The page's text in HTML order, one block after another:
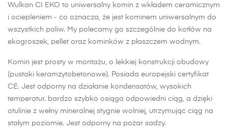
Wulkan CI EKO to uniwersalny komin z wkładem ceramicznym
i ociepleniem - co oznacza, że jest kominem uniwersalnym do
wszystkich paliw. My polecamy go szczególnie do kotłów na
ekogroszek, pellet oraz kominków z płaszczem wodnym.
Komin jest prosty w montażu, o lekkiej konstrukcji obudowy
(pustaki keramzytobetonowe). Posiada europejski certyfikat
CE. Jest odporny na działanie kondensatów, wysokich
temperatur. bardzo szybko osiąga odpowiedni ciąg, a dzięki
otulinie z wełny mineralnej stygnie wolniej, utrzymując ciąg na
stałym poziomie. Jest odporny na pożar sadzy.